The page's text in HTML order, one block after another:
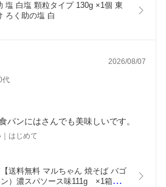
塩 白塩 顆粒タイプ 130g ×1個 東
ろく助の塩 白
2026/08/07
代
パンにはさんでも美味しいです。
はじめて
【送料無料 マルちゃん 焼そば バゴ
）濃スパソース味111g　×1箱【12